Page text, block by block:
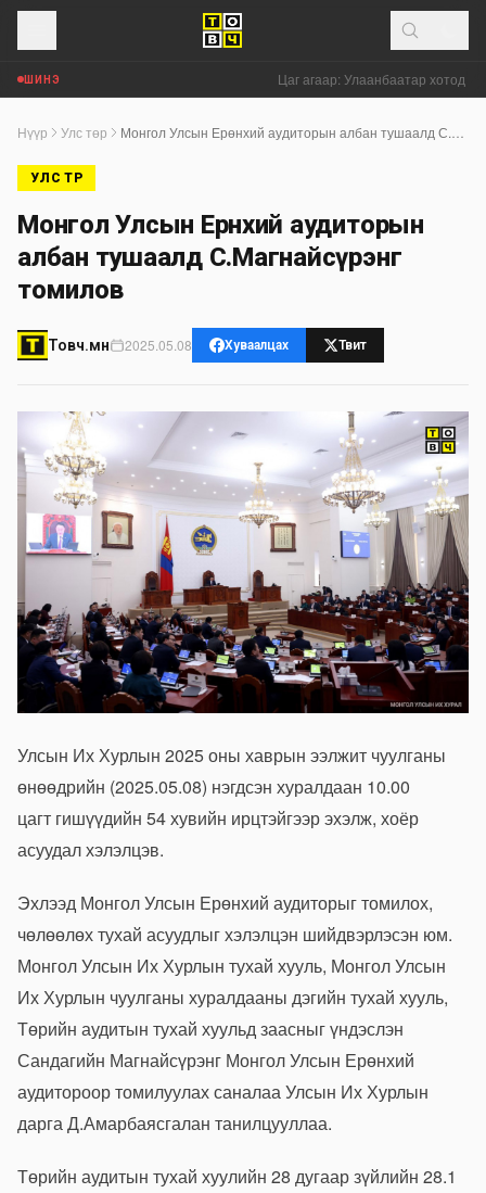
ШИНЭ Цаг агаар: Улаанбаатар хотод +28
Нүүр Улс төр
УЛС ТӨР
Монгол Улсын Ерөнхий аудиторын
албан тушаалд С.Магнайсүрэнг
томилов
Товч.мн 2025.05.08 Хуваалцах Твит
Улсын Их Хурлын 2025 оны хаврын ээлжит чуулганы
өнөөдрийн (2025.05.08) нэгдсэн хуралдаан 10.00
цагт гишүүдийн 54 хувийн ирцтэйгээрэхэлж, хоёр
асуудал хэлэлцэв.
Эхлээд Монгол Улсын Ерөнхий аудиторыг томилох,
чөлөөлөх тухай асуудлыг хэлэлцэн шийдвэрлэсэн юм.
Монгол Улсын Их Хурлын тухай хууль, Монгол Улсын
Их Хурлын чуулганы хуралдааны дэгийн тухай хууль,
Төрийн аудитын тухай хуульд заасныг үндэслэн
Сандагийн Магнайсүрэнг Монгол Улсын Ерөнхий
аудитороор томилуулах саналаа Улсын Их Хурлын
дарга Д.Амарбаясгалан танилцууллаа.
Төрийн аудитын тухай хуулийн 28 дугаар зүйлийн 28.1